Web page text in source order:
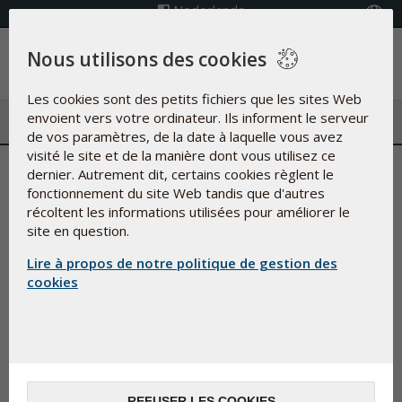
Nederlands
Menu
Contact
Votre nom
e-mail
Nous utilisons des cookies
Les cookies sont des petits fichiers que les sites Web
envoient vers votre ordinateur. Ils informent le serveur
de vos paramètres, de la date à laquelle vous avez
visité le site et de la manière dont vous utilisez ce
dernier. Autrement dit, certains cookies règlent le
fonctionnement du site Web tandis que d'autres
récoltent les informations utilisées pour améliorer le
site en question.
Lire à propos de notre politique de gestion des
cookies